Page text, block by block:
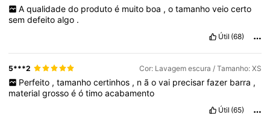
A qualidade do produto é muito boa , o tamanho veio certo
semdefeitoalgo .
Útil (68)
5***2 Cor: Lavagem escura / Tamanho: XS
Perfeito , tamanho certinhos , n ã o vai precisar fazer barra ,
materialgrossoéótimoacabamento
Útil (65)